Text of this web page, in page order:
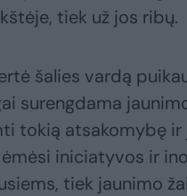
tiek už jos ribų.
šalies vardą
surengdama
tokią atsakomybę
iniciatyvos ir
tiek jaunimo